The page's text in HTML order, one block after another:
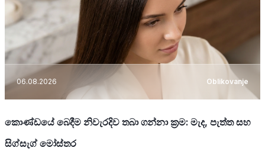
06.08.2026 Oblikovanje
කොණ්ඩයේ බෙදීම නිවැරදිව තබා ගන්නා ක්‍රම: මැද, පැත්ත සහ
සිග්සැග් මෝස්තර